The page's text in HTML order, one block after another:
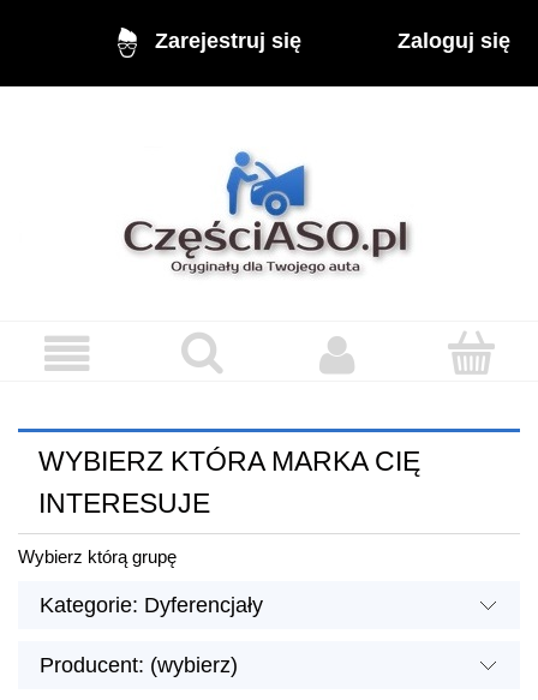
Zarejestruj się Zaloguj się
WYBIERZ KTÓRA MARKA CIĘ
INTERESUJE
Wybierz którą grupę
Kategorie: Dyferencjały
Producent: (wybierz)